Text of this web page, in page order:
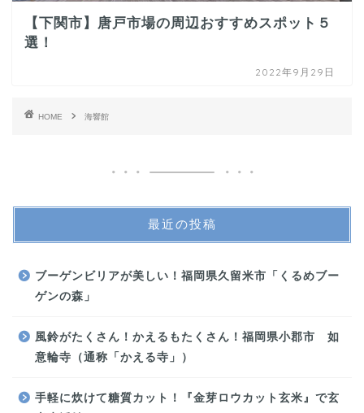
【下関市】唐戸市場の周辺おすすめスポット５
選！
2022年9月29日
HOME 海響館
最近の投稿
ブーゲンビリアが美しい！福岡県久留米市「くるめブー
ゲンの森」
風鈴がたくさん！かえるもたくさん！福岡県小郡市 如
意輪寺（通称「かえる寺」）
手軽に炊けて糖質カット！『金芽ロウカット玄米』で玄